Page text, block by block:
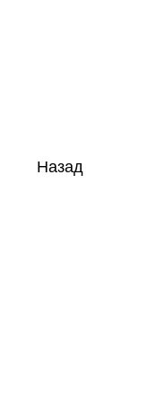
Назад